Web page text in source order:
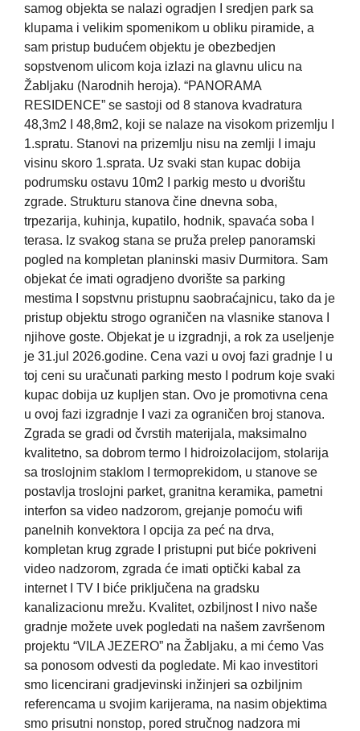
samog objekta se nalazi ogradjen I sredjen park sa
klupama i velikim spomenikom u obliku piramide, a
sam pristup budućem objektu je obezbedjen
sopstvenom ulicom koja izlazi na glavnu ulicu na
Žabljaku (Narodnih heroja). “PANORAMA
RESIDENCE” se sastoji od 8 stanova kvadratura
48,3m2 I 48,8m2, koji se nalaze na visokom prizemlju I
1.spratu. Stanovi na prizemlju nisu na zemlji I imaju
visinu skoro 1.sprata. Uz svaki stan kupac dobija
podrumsku ostavu 10m2 I parkig mesto u dvorištu
zgrade. Strukturu stanova čine dnevna soba,
trpezarija, kuhinja, kupatilo, hodnik, spavaća soba I
terasa. Iz svakog stana se pruža prelep panoramski
pogled na kompletan planinski masiv Durmitora. Sam
objekat će imati ogradjeno dvorište sa parking
mestima I sopstvnu pristupnu saobraćajnicu, tako da je
pristup objektu strogo ograničen na vlasnike stanova I
njihove goste. Objekat je u izgradnji, a rok za useljenje
je 31.jul 2026.godine. Cena vazi u ovoj fazi gradnje I u
toj ceni su uračunati parking mesto I podrum koje svaki
kupac dobija uz kupljen stan. Ovo je promotivna cena
u ovoj fazi izgradnje I vazi za ograničen broj stanova.
Zgrada se gradi od čvrstih materijala, maksimalno
kvalitetno, sa dobrom termo I hidroizolacijom, stolarija
sa troslojnim staklom I termoprekidom, u stanove se
postavlja troslojni parket, granitna keramika, pametni
interfon sa video nadzorom, grejanje pomoću wifi
panelnih konvektora I opcija za peć na drva,
kompletan krug zgrade I pristupni put biće pokriveni
video nadzorom, zgrada će imati optički kabal za
internet I TV I biće priključena na gradsku
kanalizacionu mrežu. Kvalitet, ozbiljnost I nivo naše
gradnje možete uvek pogledati na našem završenom
projektu “VILA JEZERO” na Žabljaku, a mi ćemo Vas
sa ponosom odvesti da pogledate. Mi kao investitori
smo licencirani gradjevinski inžinjeri sa ozbiljnim
referencama u svojim karijerama, na nasim objektima
smo prisutni nonstop, pored stručnog nadzora mi